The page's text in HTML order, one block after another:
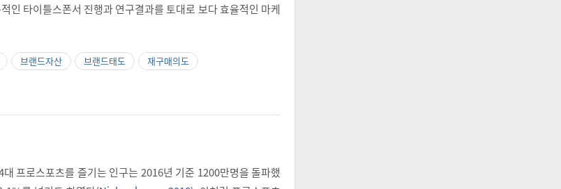
인 타이틀스폰서 진행과 연구결과를 토대로 보다 효율적인 마케
브랜드자산 브랜드태도 재구매의도
대 프로스포츠를 즐기는 인구는 2016년 기준 1200만명을 돌파했